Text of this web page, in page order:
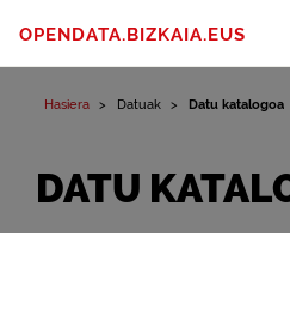
OPENDATA.BIZKAIA.EUS
Hasiera Datuak Datu katalogoa
DATU